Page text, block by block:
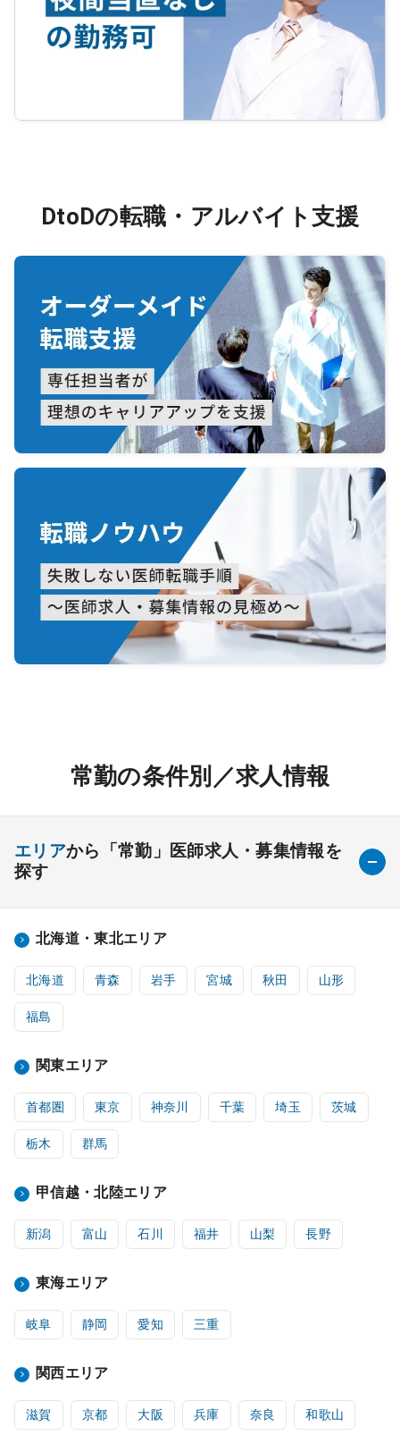
DtoDの転職・アルバイト支援
常勤の条件別／求人情報
エリアから「常勤」医師求人・募集情報を
探す
北海道・東北エリア
北海道 青森 岩手 宮城 秋田 山形
福島
関東エリア
首都圏 東京 神奈川 千葉 埼玉 茨城
栃木 群馬
甲信越・北陸エリア
新潟 富山 石川 福井 山梨 長野
東海エリア
岐阜 静岡 愛知 三重
関西エリア
滋賀 京都 大阪 兵庫 奈良 和歌山